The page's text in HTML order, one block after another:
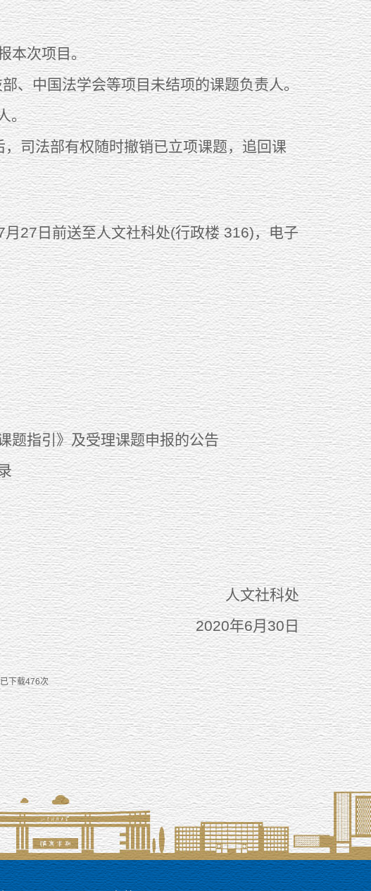
本次项目。
中国法学会等项目未结项的课题负责人。
。
法部有权随时撤销已立项课题，追回课
日前送至人文社科处(行政楼 316)，电子
题指引》及受理课题申报的公告
人文社科处
2020年6月30日
下载476次